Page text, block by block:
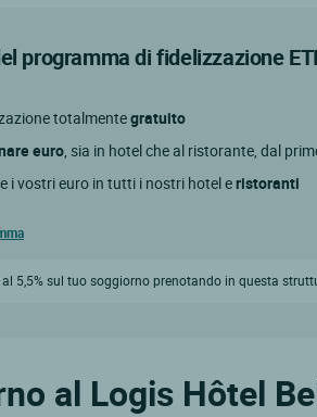
programma di fidelizzazione
totalmentegratuito
euro, sia in hotel che al ristorante, dal
i vostri euro in tutti i nostri hotel eristoranti
5,5% sul tuo soggiorno prenotando in questa
al Logis Hôtel